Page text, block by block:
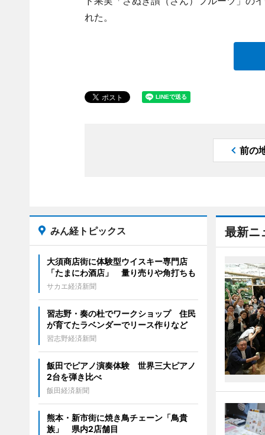
れた。
前の
最新ニ
みん経トピックス
大須商店街に体験型ウイスキー専門店
「たまにわ酒店」 量り売りや角打ちも
サカエ経済新聞
習志野・奏の杜でワークショップ 住民
が育てたラベンダーでリース作りなど
習志野経済新聞
飯田でピアノ演奏体験 世界三大ピアノ
2台を弾き比べ
飯田経済新聞
熊本・新市街に焼き鳥チェーン「鳥貴
族」 県内2店舗目